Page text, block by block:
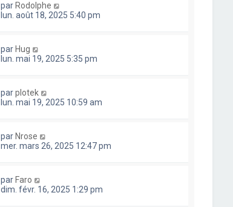
par Rodolphe
lun. août 18, 2025 5:40 pm
par Hug
lun. mai 19, 2025 5:35 pm
parplotek
lun. mai 19, 2025 10:59 am
par Nrose
mer. mars 26, 2025 12:47 pm
par Faro
dim. févr. 16, 2025 1:29 pm